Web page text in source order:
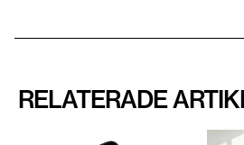
RELATERADE